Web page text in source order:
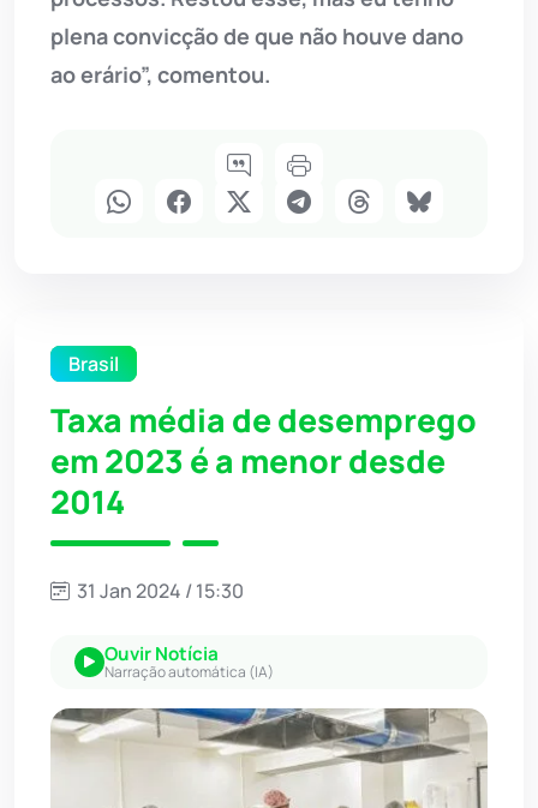
plena convicção de que não houve dano
ao erário”, comentou.
Brasil
Taxa média de desemprego
em 2023 é a menor desde
2014
31 Jan 2024 / 15:30
Ouvir Notícia
Narração automática (IA)